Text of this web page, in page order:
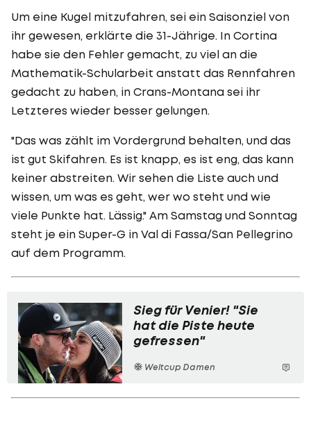
Um eine Kugel mitzufahren, sei ein Saisonziel von
ihr gewesen, erklärte die 31-Jährige. In Cortina
habe sie den Fehler gemacht, zu viel an die
Mathematik-Schularbeit anstatt das Rennfahren
gedacht zu haben, in Crans-Montana sei ihr
Letzteres wieder besser gelungen.
"Das was zählt im Vordergrund behalten, und das
ist gut Skifahren. Es ist knapp, es ist eng, das kann
keiner abstreiten. Wir sehen die Liste auch und
wissen, um was es geht, wer wo steht und wie
viele Punkte hat. Lässig." Am Samstag und Sonntag
steht je ein Super-G in Val di Fassa/San Pellegrino
auf dem Programm.
Sieg für Venier! "Sie
hat die Piste heute
gefressen"
Weltcup Damen